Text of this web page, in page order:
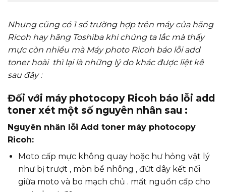
Nhưng cũng có 1 số trường hợp trên máy của hãng
Ricoh hay hãng Toshiba khi chúng ta lắc mà thấy
mực còn nhiều mà Máy photo Ricoh báo lỗi add
toner hoài thì lại là những lý do khác được liệt kê
sau đây :
Đối với máy photocopy Ricoh báo lỗi add
toner xét một số nguyên nhân sau :
Nguyên nhân lỗi Add toner máy photocopy
Ricoh:
Moto cấp mực không quay hoặc hư hỏng vật lý
như bị trượt , mòn bể nhông , đứt dây kết nối
giữa moto và bo mạch chủ . mất nguồn cấp cho